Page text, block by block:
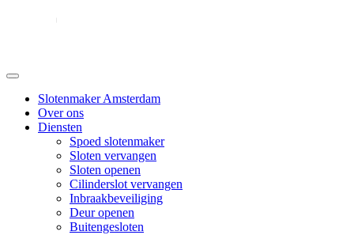
Slotenmaker Amsterdam
Over ons
Diensten
Spoed slotenmaker
Sloten vervangen
Sloten openen
Cilinderslot vervangen
Inbraakbeveiliging
Deur openen
Buitengesloten